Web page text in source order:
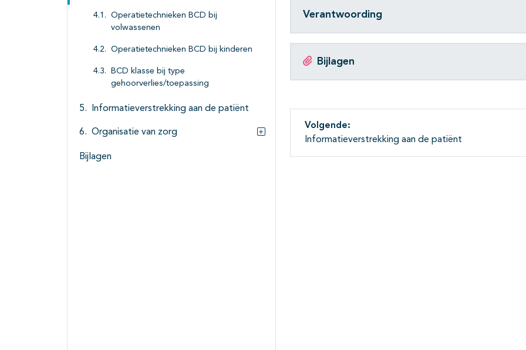
Subpagina's open- en dichtklappen
Operatietechnieken BCD bij
volwassenen
Operatietechnieken BCD bij kinderen
BCD klasse bij type
gehoorverlies/toepassing
Informatieverstrekking aan de patiënt
Organisatie van zorg
Subpagina's open- en dichtklappen
Bijlagen
Verantwoording
Bijlagen
Volgende:
Informatieverstrekking aan de patiënt